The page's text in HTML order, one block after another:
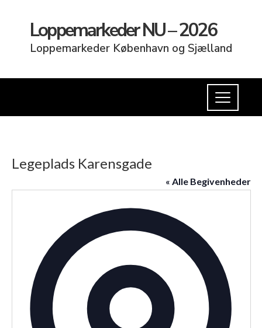
Loppemarkeder NU – 2026
Loppemarkeder København og Sjælland
Legeplads Karensgade
« Alle Begivenheder